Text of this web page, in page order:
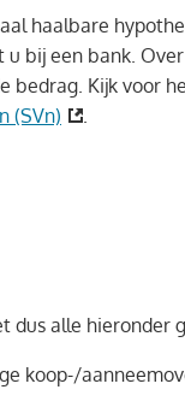
haalbare
bij een bank.
Kijk voor
(SVn)
alle hieronder
koop-/